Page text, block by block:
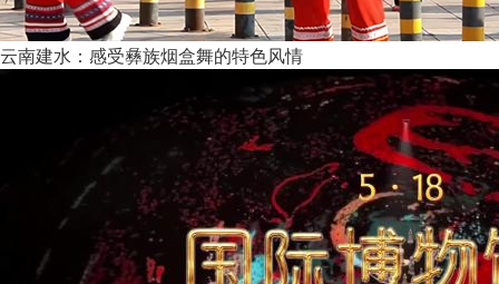
云南建水：感受彝族烟盒舞的特色风情